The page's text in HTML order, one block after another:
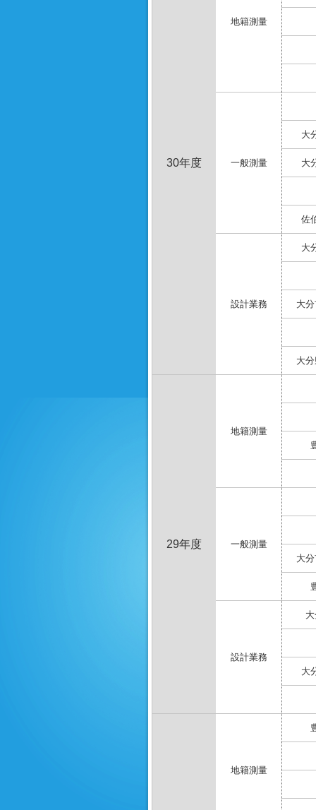
30年度
地籍測量
一般測量
大
大
佐
設計業務
大
大
大
29年度
地籍測量
一般測量
大
設計業務
大
地籍測量